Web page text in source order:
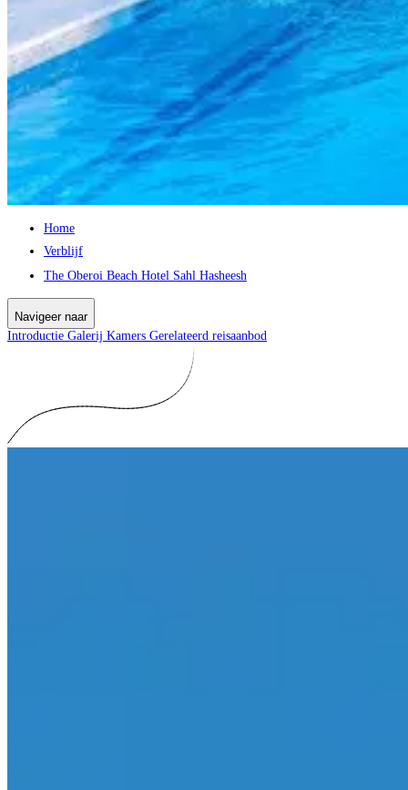
Home
Verblijf
The Oberoi Beach Hotel Sahl Hasheesh
Navigeer naar
Introductie Galerij Kamers Gerelateerd reisaanbod